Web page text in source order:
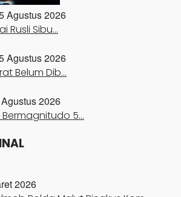
Agustus 2026
Rusli Sibu…
Agustus 2026
Belum Dib…
2026
5…
2026